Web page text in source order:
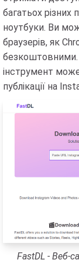
багатьох різних
ноутбуки. Ви
браузерів, як
безкоштовними.
інструмент
публікації на
FastDL - Веб-